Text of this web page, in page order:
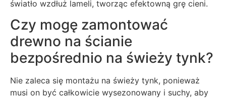
światło wzdłuż lameli, tworząc efektowną grę cieni.
Czy mogę zamontować
drewno na ścianie
bezpośrednio na świeży tynk?
Nie zaleca się montażu na świeży tynk, ponieważ
musi on być całkowicie wysezonowany i suchy, aby